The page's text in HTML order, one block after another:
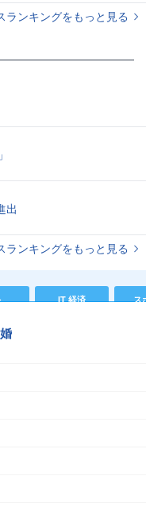
ランキングをもっと見る
出
ランキングをもっと見る
IT 経済 ス